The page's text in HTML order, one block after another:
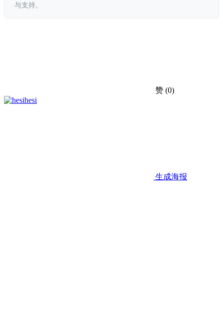
与支持。
赞 (0)
hesi
生成海报